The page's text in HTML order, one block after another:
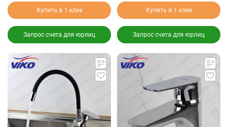
Купить в 1 клик
Запрос счета для юрлиц
Купить в 1 клик
Запрос счета для юрлиц